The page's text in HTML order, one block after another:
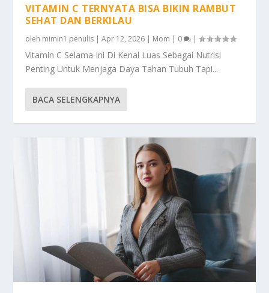
VITAMIN C TERNYATA BISA BIKIN RAMBUT
SEHAT DAN BERKILAU
oleh mimin1 penulis |Apr 12, 2026 | Mom | 0 |
Vitamin C Selama Ini Di Kenal Luas Sebagai Nutrisi
Penting Untuk Menjaga Daya Tahan Tubuh Tapi...
BACA SELENGKAPNYA